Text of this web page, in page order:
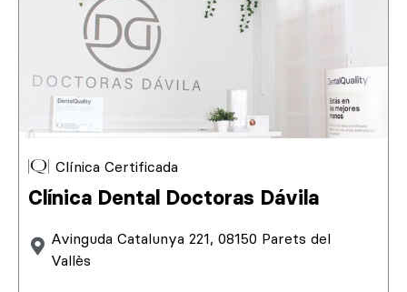
Clínica Certificada
Clínica Dental Doctoras Dávila
Avinguda Catalunya 221, 08150 Parets del
Vallès